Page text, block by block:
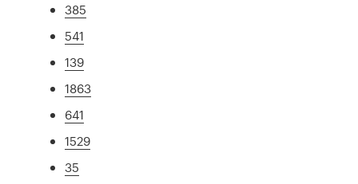
385
541
139
1863
641
1529
35